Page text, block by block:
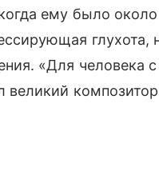
ему было
глухота,
«Для человека
великий